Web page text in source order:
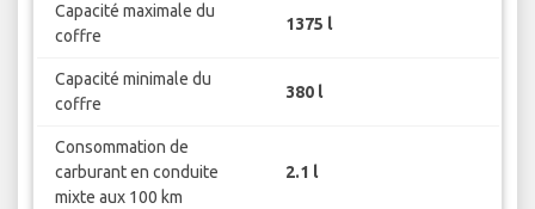
Capacité maximale du
coffre
1375 l
Capacité minimale du
coffre
380 l
Consommation de
carburant en conduite
mixte aux 100 km
2.1 l